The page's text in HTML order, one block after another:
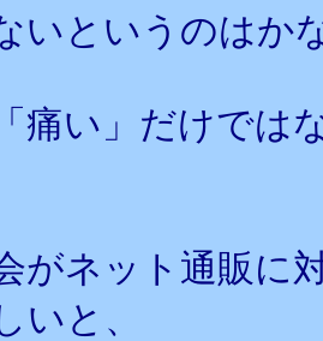
いというのはか
痛い」だけでは
がネット通販に
いと、